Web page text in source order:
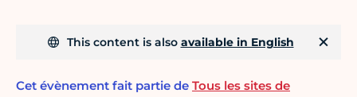
This content is also available in English
Cet évènement fait partie de Tous les sites de